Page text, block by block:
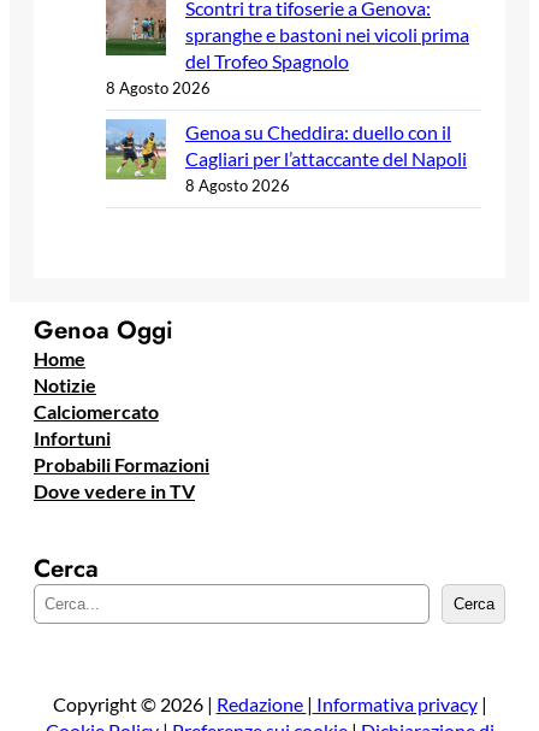
Scontri tra tifoserie a Genova:
spranghe e bastoni nei vicoli prima
del Trofeo Spagnolo
8 Agosto 2026
Genoa su Cheddira: duello con il
Cagliari per l’attaccante del Napoli
8 Agosto 2026
Genoa Oggi
Home
Notizie
Calciomercato
Infortuni
Probabili Formazioni
Dove vedere in TV
Cerca
e
a
Cerca
Copyright © 2026 | Redazione | Informativa privacy|